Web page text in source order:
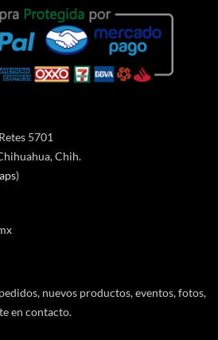
5701
Chih.
)
nuevos productos, eventos, fotos,
en contacto.